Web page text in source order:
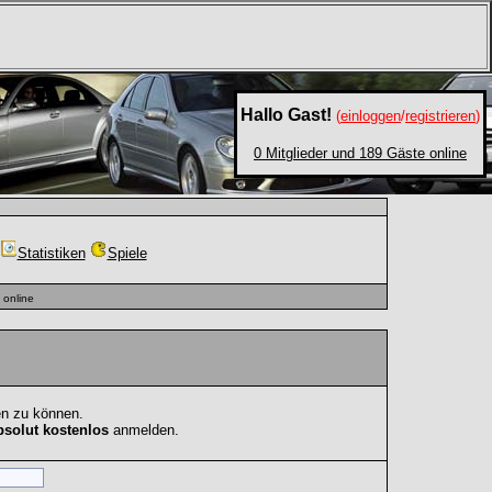
Hallo Gast! (einloggen/registrieren)
0 Mitglieder und 189 Gäste online
Statistiken Spiele
zu können.
kostenlos anmelden.